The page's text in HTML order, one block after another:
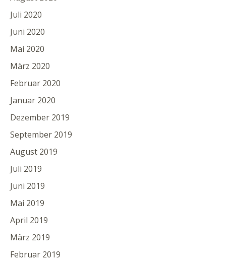
Juli 2020
Juni 2020
Mai 2020
März 2020
Februar 2020
Januar 2020
Dezember 2019
September 2019
August 2019
Juli 2019
Juni 2019
Mai 2019
April 2019
März 2019
Februar 2019